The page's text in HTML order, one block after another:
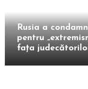
Rusia a
pentru
fața